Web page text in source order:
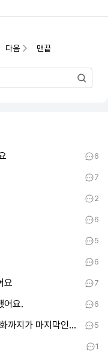
다음 맨끝
6
7
2
6
5
6
요 7
어요. 6
요새 파친코 시즌2 보는데 16화까지가 마지막인데 후반부까지 봤어요 5
1